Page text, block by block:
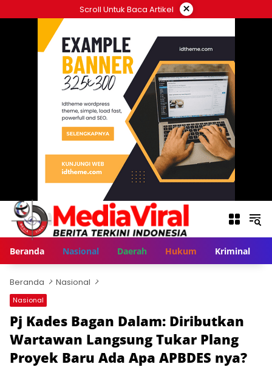
ke
Scroll Untuk Baca Artikel ×
Beranda Nasional Daerah Hukum Kriminal
Beranda Nasional
Nasional
Pj Kades Bagan Dalam: Diributkan
Wartawan Langsung Tukar Plang
Proyek Baru Ada Apa APBDES nya?